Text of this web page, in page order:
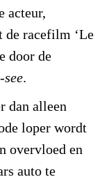
acteur,
de racefilm ‘Le
door de
see.
dan alleen
loper wordt
overvloed en
auto te